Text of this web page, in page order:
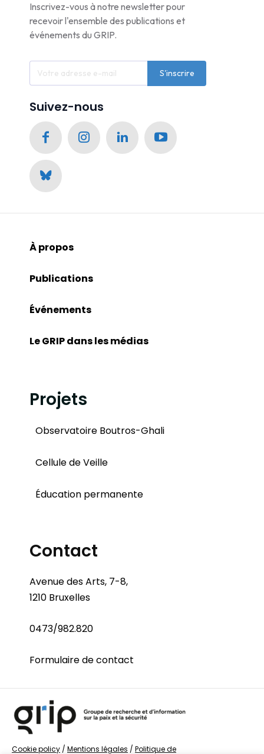
Inscrivez-vous à notre newsletter pour
recevoir l'ensemble des publications et
événements du GRIP.
S'inscrire
Suivez-nous
À propos
Publications
Événements
Le GRIP dans les médias
Projets
Observatoire Boutros-Ghali
Cellule de Veille
Éducation permanente
Contact
Avenue des Arts, 7-8,
1210 Bruxelles
0473/982.820
Formulaire de contact
Cookie policy / Mentions légales / Politique de